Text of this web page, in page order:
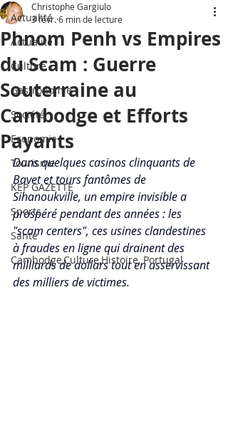
Actualité
Actualité
Culture
Gastronomie
Société
Economie
Tourisme
KEP GAZETTE
Sports
Santé
Cambodge,Culture,Histoire, Portugal
Phnom Penh vs Empires
du Scam : Guerre
Souterraine au
Cambodge et Efforts
Payants
Christophe Gargiulo
3 févr.6 min de lecture
Dans quelques casinos clinquants de
Bavet et tours fantômes de
Sihanoukville, un empire invisible a
prospéré pendant des années : les
"scam centers", ces usines clandestines
à fraudes en ligne qui drainent des
milliards de dollars tout en asservissant
des milliers de victimes.